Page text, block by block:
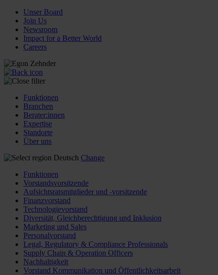
Unser Board
Join Us
Newsroom
Impact for a Better World
Careers
Funktionen
Branchen
Berater:innen
Expertise
Standorte
Über uns
Deutsch Change
Funktionen
Vorstandsvorsitzende
Aufsichtsratsmitglieder und -vorsitzende
Finanzvorstand
Technologievorstand
Diversität, Gleichberechtigung und Inklusion
Marketing und Sales
Personalvorstand
Legal, Regulatory & Compliance Professionals
Supply Chain & Operation Officers
Nachhaltigkeit
Vorstand Kommunikation und Öffentlichkeitsarbeit